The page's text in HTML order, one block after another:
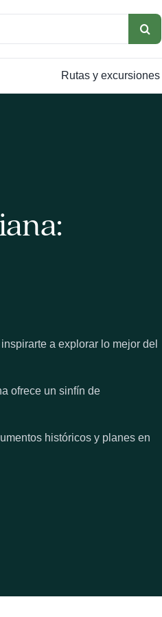
Rutas y excursiones
a explorar lo mejor del
ofrece un sinfín de
históricos y planes en